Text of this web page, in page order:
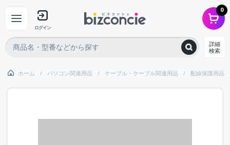
ログイン
0
詳細
検索
ホーム パソコン関連用品 ケーブル・ケーブル関連用品 配線保護用品